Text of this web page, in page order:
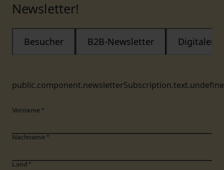
Newsletter!
Besucher B2B-Newsletter Digitaler
Vorname *
Nachname *
Land *